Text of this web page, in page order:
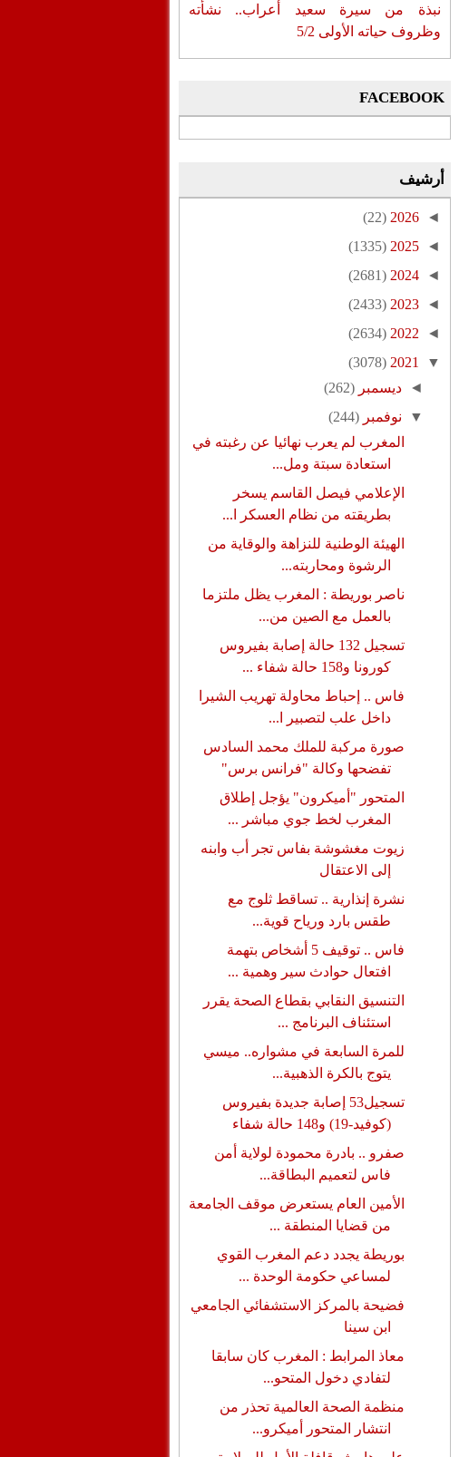
نبذة من سيرة سعيد أعراب.. نشأته
وظروف حياته الأولى 5/2
FACEBOOK
أرشيف
◄
2026
(22)
◄
2025
(1335)
◄
2024
(2681)
◄
2023
(2433)
◄
2022
(2634)
▼
2021
(3078)
◄ديسمبر(262)
▼ نوفمبر(244)
المغرب لم يعرب نهائيا عن رغبته في
استعادة سبتة ومل...
الإعلامي فيصل القاسم يسخر
بطريقته من نظام العسكر ا...
الهيئة الوطنية للنزاهة والوقاية من
الرشوة ومحاربته...
ناصر بوريطة : المغرب يظل ملتزما
بالعمل مع الصين من...
تسجيل 132 حالة إصابة بفيروس
كورونا و158 حالة شفاء ...
فاس .. إحباط محاولة تهريب الشيرا
داخل علب لتصبير ا...
صورة مركبة للملك محمد السادس
تفضحها وكالة "فرانس برس"
المتحور "أميكرون" يؤجل إطلاق
المغرب لخط جوي مباشر ...
زيوت مغشوشة بفاس تجر أب وابنه
إلى الاعتقال
نشرة إنذارية .. تساقط ثلوج مع
طقس بارد ورياح قوية...
فاس .. توقيف 5 أشخاص بتهمة
افتعال حوادث سير وهمية ...
التنسيق النقابي بقطاع الصحة يقرر
استئناف البرنامج ...
للمرة السابعة في مشواره.. ميسي
يتوج بالكرة الذهبية...
تسجيل53 إصابة جديدة بفيروس
(كوفيد-19) و148 حالة شفاء
صفرو .. بادرة محمودة لولاية أمن
فاس لتعميم البطاقة...
الأمين العام يستعرض موقف الجامعة
من قضايا المنطقة ...
بوريطة يجدد دعم المغرب القوي
لمساعي حكومة الوحدة ...
فضيحة بالمركز الاستشفائي الجامعي
ابن سينا
معاذ المرابط : المغرب كان سابقا
لتفادي دخول المتحو...
منظمة الصحة العالمية تحذر من
انتشار المتحور أميكرو...